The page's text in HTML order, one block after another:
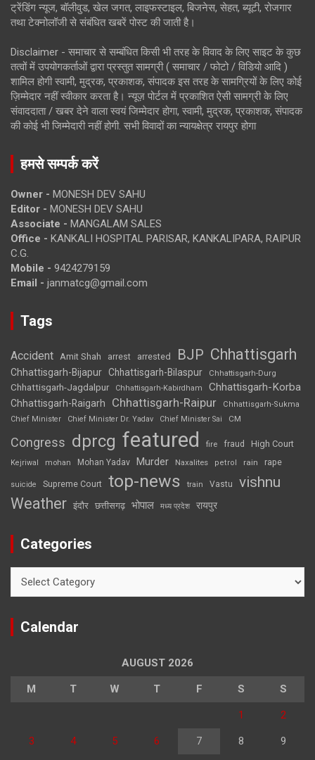
ट्रेंडिंग न्यूज, बॉलीवुड, खेल जगत, लाइफस्टाइल, बिजनेस, सेहत, ब्यूटी, रोजगार
तथा टेक्नोलॉजी से संबंधित खबरें पोस्ट की जाती है।
Disclaimer - समाचार से सम्बंधित किसी भी तरह के विवाद के लिए साइट के कुछ
तत्वों में उपयोगकर्ताओं द्वारा प्रस्तुत सामग्री ( समाचार / फोटो / विडियो आदि )
शामिल होगी स्वामी, मुद्रक, प्रकाशक, संपादक इस तरह के सामग्रियों के लिए कोई
ज़िम्मेदार नहीं स्वीकार करता है। न्यूज़ पोर्टल में प्रकाशित ऐसी सामग्री के लिए
संवाददाता / खबर देने वाला स्वयं जिम्मेदार होगा, स्वामी, मुद्रक, प्रकाशक, संपादक
की कोई भी जिम्मेदारी नहीं होगी. सभी विवादों का न्यायक्षेत्र रायपुर होगा
हमसे सम्पर्क करें
Owner - MONESH DEV SAHU
Editor - MONESH DEV SAHU
Associate - MANGALAM SALES
Office - KANKALI HOSPITAL PARISAR, KANKALIPARA, RAIPUR
C.G.
Mobile - 9424279159
Email - janmatcg@gmail.com
Tags
Accident Amit Shah arrest arrested BJP Chhattisgarh
Chhattisgarh-Bijapur Chhattisgarh-Bilaspur Chhattisgarh-Durg
Chhattisgarh-Jagdalpur Chhattisgarh-Kabirdham Chhattisgarh-Korba
Chhattisgarh-Raigarh Chhattisgarh-Raipur
Chhattisgarh-Sukma
Chief Minister
Chief Minister Dr. Yadav Chief Minister Sai CM
Congress dprcg featured fire fraud High Court
Kejriwal mohan Mohan Yadav Murder Naxalites petrol rain rape
suicide Supreme Court top-news train Vastu vishnu
Weather इंदौर छत्तीसगढ़ भोपाल मध्य प्रदेश रायपुर
Categories
Calendar
AUGUST 2026
M T W T F S S
1 2
3 4 5 6 7 8 9